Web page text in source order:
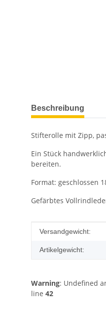
weitere Registerkarten
Beschreibung
Stifterolle mit Zipp,
Ein Stück
bereiten.
Format: geschlossen
Gefärbtes
Produkteigenschaft
Wert
Versandgewicht:
Artikelgewicht:
Warning: Undefined
line 42